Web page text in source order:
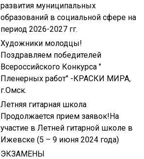
развития муниципальных
образований в социальной сфере на
период 2026-2027 гг.
Художники молодцы!
Поздравляем победителей
Всероссийского Конкурса "
Пленерных работ" -КРАСКИ МИРА,
г.Омск.
Летняя гитарная школа
Продолжается прием заявок!На
участие в Летней гитарной школе в
Ижевске (5 – 9 июня 2024 года)
ЭКЗАМЕНЫ